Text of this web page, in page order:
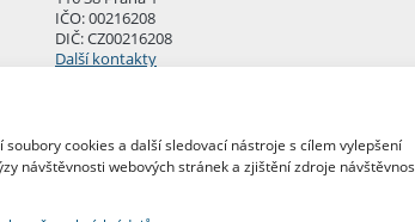
cookies a další sledovací nástroje s cílem vylepšení
návštěvnosti webových stránek a zjištění zdroje
IČO: 00216208
DIČ: CZ00216208
Další kontakty